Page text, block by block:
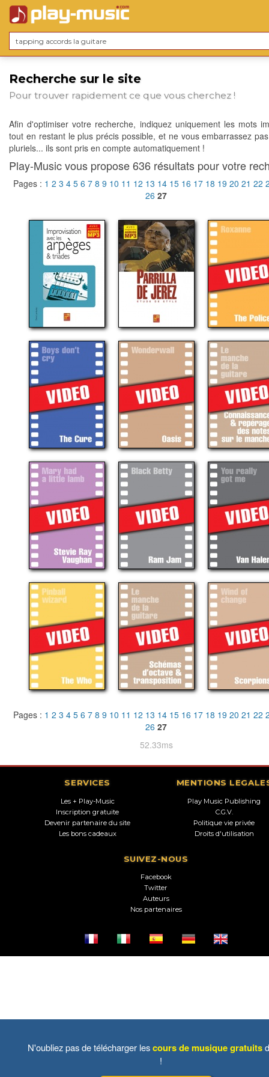
Recherche sur le site
Pour trouver rapidement ce que vous cherchez !
Afin d'optimiser votre recherche, indiquez uniquement les mots
tout en restant le plus précis possible, et ne vous embarrassez
pluriels... ils sont pris en compte automatiquement !
Play-Music vous propose 636 résultats pour votre
Pages : 1 2 3 4 5 6 7 8 9 10 11 12 13 14 15 16 17 18 19 20 21 22
26 27
Pages : 1 2 3 4 5 6 7 8 9 10 11 12 13 14 15 16 17 18 19 20 21 22
26 27
52.33ms
SERVICES
Les + Play-Music
Inscription gratuite
Devenir partenaire du site
Les bons cadeaux
MENTIONS
Play Music Publishing
C.G.V.
Politique vie privée
Droits d'utilisation
SUIVEZ-NOUS
Facebook
Twitter
Auteurs
Nos partenaires
N'oubliez pas de télécharger lescours de musique gratuits
!